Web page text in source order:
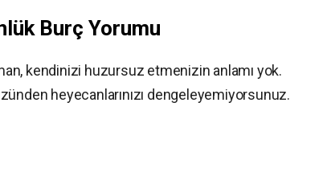
Burç Yorumu
kendinizi huzursuz etmenizin anlamı yok.
heyecanlarınızı dengeleyemiyorsunuz.